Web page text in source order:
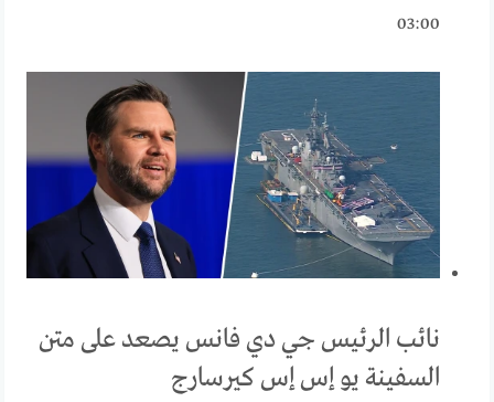
03:00
نائب الرئيس جي دي فانس يصعد على متن
السفينة يو إس إس كيرسارج